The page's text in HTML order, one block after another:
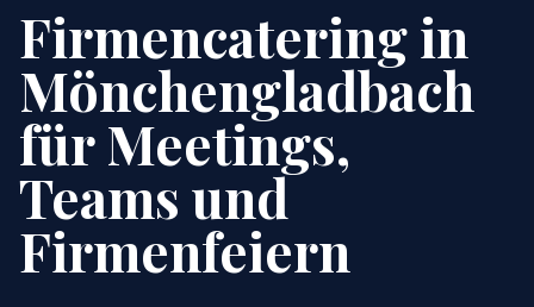
Firmencatering in
Mönchengladbach
für Meetings,
Teams und
Firmenfeiern